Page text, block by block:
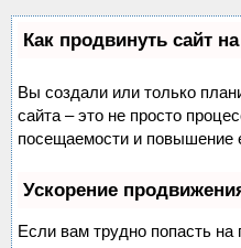
Как продвинуть сайт
Вы создали или только
сайта – это не просто
посещаемости и повышение
Ускорение
Если вам трудно попасть